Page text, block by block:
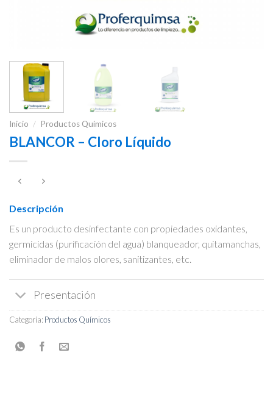
Inicio / Productos Químicos
BLANCOR – Cloro Líquido
Descripción
Es un producto desinfectante con propiedades oxidantes,
germicidas (purificación del agua) blanqueador, quitamanchas,
eliminador de malos olores, sanitizantes, etc.
Presentación
Categoría: Productos Químicos